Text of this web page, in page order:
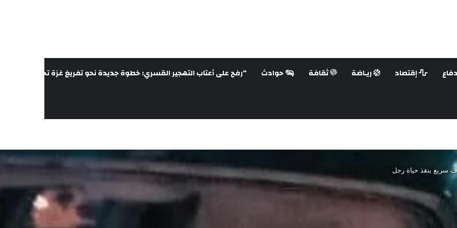
دفاع إقتصاد ريـاضة ثقافة حوادث “رفح على أعتاب التهجير القسري: خطوة جديدة نحو تفريغ غزة تحت غطاء